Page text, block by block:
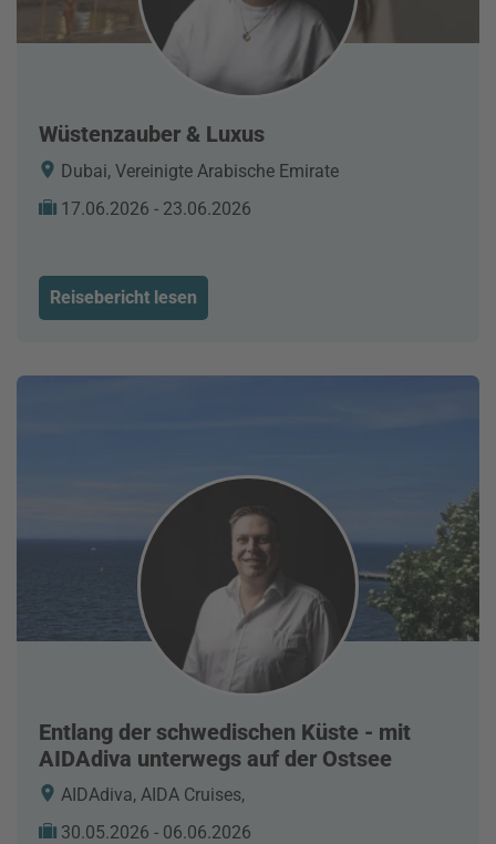
Wüstenzauber & Luxus
Dubai, Vereinigte Arabische Emirate
17.06.2026 - 23.06.2026
Reisebericht lesen
Entlang der schwedischen Küste - mit
AIDAdiva unterwegs auf der Ostsee
AIDAdiva, AIDA Cruises,
30.05.2026 - 06.06.2026